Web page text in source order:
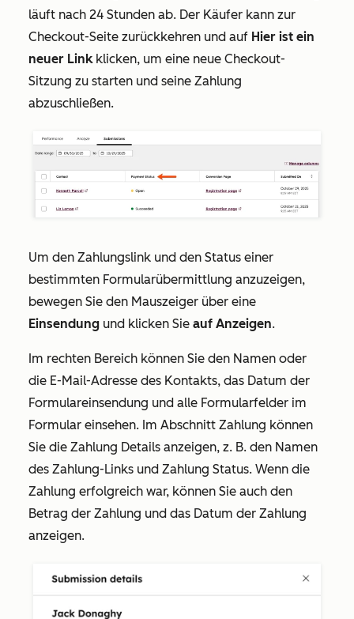
läuft nach 24 Stunden ab. Der Käufer kann zur
Checkout-Seite zurückkehren und auf Hier ist ein
neuer Linkklicken, um eine neue Checkout-
Sitzung zu starten und seine Zahlung
abzuschließen.
Um den Zahlungslink und den Status einer
bestimmten Formularübermittlung anzuzeigen,
bewegen Sie den Mauszeiger über eine
Einsendung und klicken Sie auf Anzeigen.
Im rechten Bereich können Sie den Namen oder
die E-Mail-Adresse des Kontakts, das Datum der
Formulareinsendung und alle Formularfelder im
Formular einsehen. Im Abschnitt Zahlung können
Sie die Zahlung Details anzeigen, z. B. den Namen
des Zahlung-Links und Zahlung Status. Wenn die
Zahlung erfolgreich war, können Sie auch den
Betrag der Zahlung und das Datum der Zahlung
anzeigen.